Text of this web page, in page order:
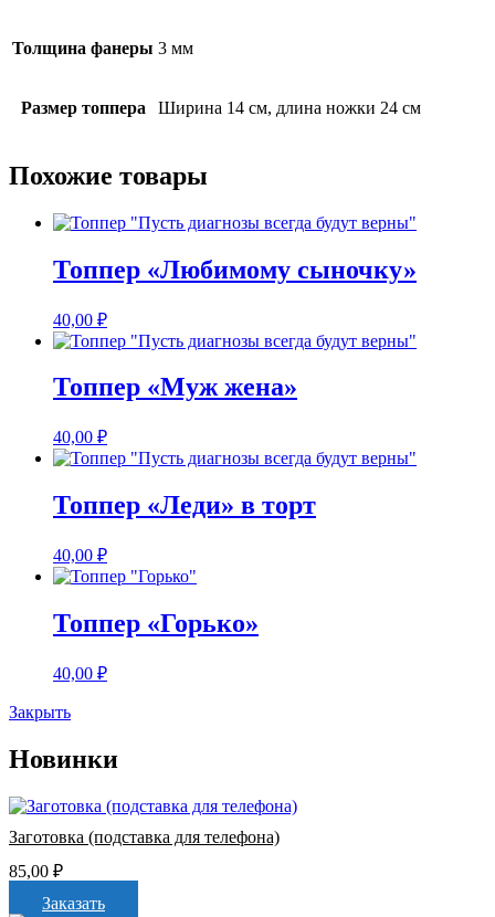
Толщина фанеры 3 мм
Размер топпера Ширина 14 см, длина ножки 24 см
Похожие товары
Топпер «Любимому сыночку»
40,00 ₽
Топпер «Муж жена»
40,00 ₽
Топпер «Леди» в торт
40,00 ₽
Топпер «Горько»
40,00 ₽
Закрыть
Новинки
Заготовка (подставка для телефона)
85,00 ₽
Заказать